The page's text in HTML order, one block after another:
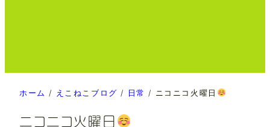
ホーム / えこねこブログ / 日常 / ニコニコ火曜日
ニコニコ火曜日